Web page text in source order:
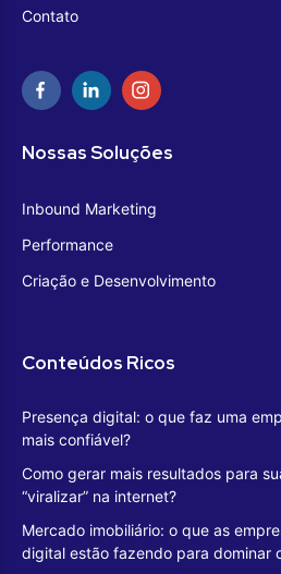
Contato
Nossas Soluções
Inbound Marketing
Performance
Criação e Desenvolvimento
Conteúdos Ricos
Presença digital: o que faz uma
mais confiável?
Como gerar mais resultados para
“viralizar” na internet?
Mercado imobiliário: o que as
digital estão fazendo para dominar